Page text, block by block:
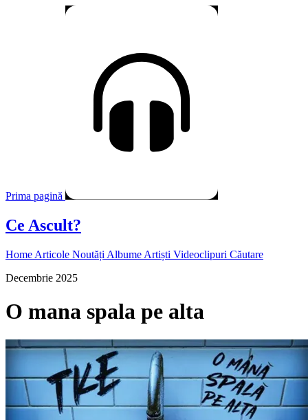
Prima pagină
Ce Ascult?
Home Articole Noutăți Albume Artiști Videoclipuri Căutare
Decembrie 2025
O mana spala pe alta
Pagina externă
Pagina externă
Pagina externă